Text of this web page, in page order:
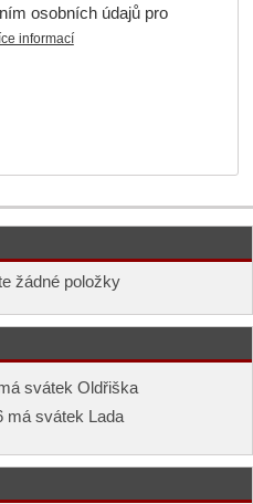
osobních údajů pro
informací
žádné položky
svátek Oldřiška
má svátek Lada